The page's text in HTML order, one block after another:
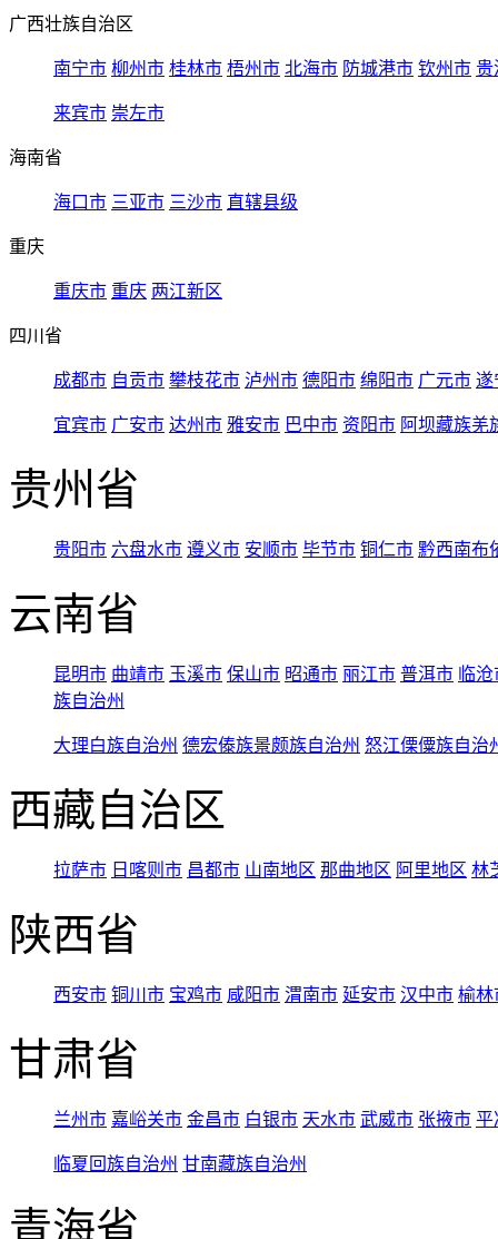
广西壮族自治区
南宁市 柳州市 桂林市 梧州市 北海市 防城港市 钦州市 贵
来宾市 崇左市
海南省
海口市 三亚市 三沙市 直辖县级
重庆
重庆市 重庆 两江新区
四川省
成都市 自贡市 攀枝花市 泸州市 德阳市 绵阳市 广元市 遂
宜宾市 广安市 达州市 雅安市 巴中市 资阳市 阿坝藏族羌
贵州省
贵阳市 六盘水市 遵义市 安顺市 毕节市 铜仁市 黔西南布
云南省
昆明市 曲靖市 玉溪市 保山市 昭通市 丽江市 普洱市 临
族自治州
大理白族自治州 德宏傣族景颇族自治州 怒江傈僳族自治
西藏自治区
拉萨市 日喀则市 昌都市 山南地区 那曲地区 阿里地区 林
陕西省
西安市 铜川市 宝鸡市 咸阳市 渭南市 延安市 汉中市 榆林
甘肃省
兰州市 嘉峪关市 金昌市 白银市 天水市 武威市 张掖市 平
临夏回族自治州 甘南藏族自治州
青海省